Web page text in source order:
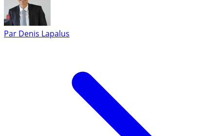
Par Denis Lapalus